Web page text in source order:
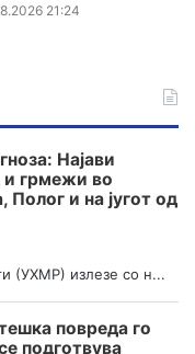
21:24
Најави
и грмежи во
и на југот од
(УХМР) излезе со н...
повреда го
подготвува